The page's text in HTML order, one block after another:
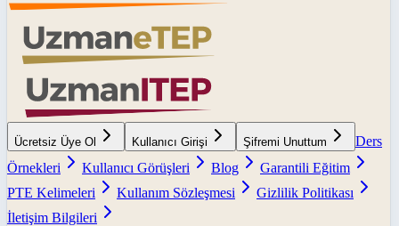
Ücretsiz Üye Ol Kullanıcı Girişi Şifremi Unuttum
Ders
Örnekleri
Kullanıcı Görüşleri Blog
Garantili Eğitim
PTE Kelimeleri
Kullanım Sözleşmesi
Gizlilik Politikası
İletişim Bilgileri